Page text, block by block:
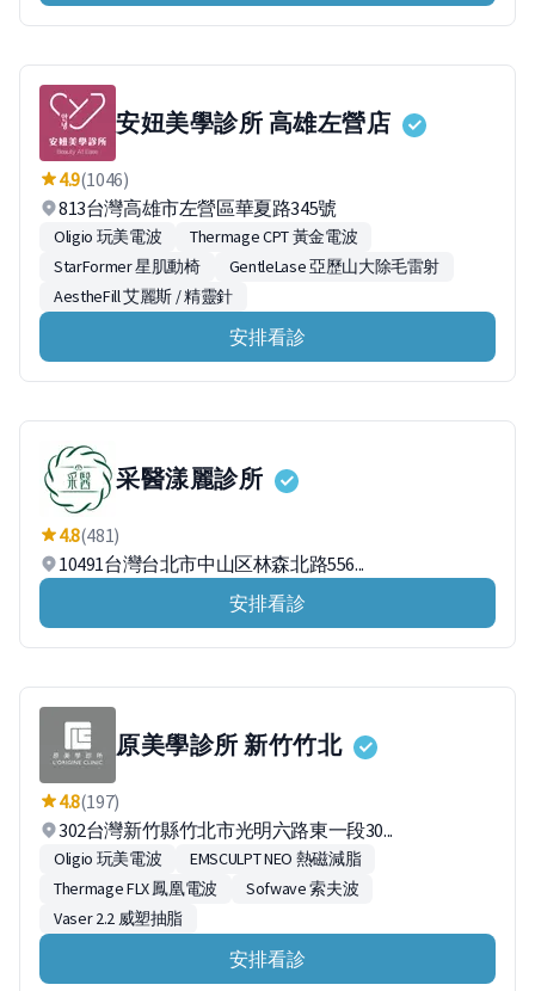
安妞美學診所 高雄左營店
4.9(1046)
813台灣高雄市左營區華夏路345號
Oligio 玩美電波
Thermage CPT 黃金電波
StarFormer 星肌動椅
GentleLase 亞歷山大除毛雷射
AestheFill 艾麗斯 / 精靈針
安排看診
采醫漾麗診所
4.8(481)
10491台灣台北市中山区林森北路556...
安排看診
原美學診所 新竹竹北
4.8(197)
302台灣新竹縣竹北市光明六路東一段30...
Oligio 玩美電波
EMSCULPT NEO 熱磁減脂
Thermage FLX 鳳凰電波
Sofwave 索夫波
Vaser 2.2 威塑抽脂
安排看診